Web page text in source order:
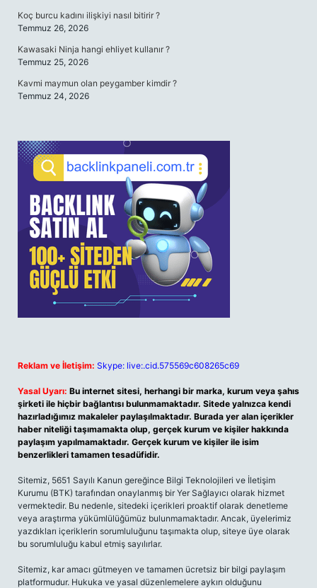
Koç burcu kadını ilişkiyi nasıl bitirir ?
Temmuz 26, 2026
Kawasaki Ninja hangi ehliyet kullanır ?
Temmuz 25, 2026
Kavmi maymun olan peygamber kimdir ?
Temmuz 24, 2026
Reklam ve İletişim: Skype: live:.cid.575569c608265c69
Yasal Uyarı: Bu internet sitesi, herhangi bir marka, kurum veya şahıs
şirketi ile hiçbir bağlantısı bulunmamaktadır. Sitede yalnızca kendi
hazırladığımız makaleler paylaşılmaktadır. Burada yer alan içerikler
haber niteliği taşımamakta olup, gerçek kurum ve kişiler hakkında
paylaşım yapılmamaktadır. Gerçek kurum ve kişiler ile isim
benzerlikleri tamamen tesadüfidir.
Sitemiz, 5651 Sayılı Kanun gereğince Bilgi Teknolojileri ve İletişim
Kurumu (BTK) tarafından onaylanmış bir Yer Sağlayıcı olarak hizmet
vermektedir. Bu nedenle, sitedeki içerikleri proaktif olarak denetleme
veya araştırma yükümlülüğümüz bulunmamaktadır. Ancak, üyelerimiz
yazdıkları içeriklerin sorumluluğunu taşımakta olup, siteye üye olarak
bu sorumluluğu kabul etmiş sayılırlar.
Sitemiz, kar amacı gütmeyen ve tamamen ücretsiz bir bilgi paylaşım
platformudur. Hukuka ve yasal düzenlemelere aykırı olduğunu